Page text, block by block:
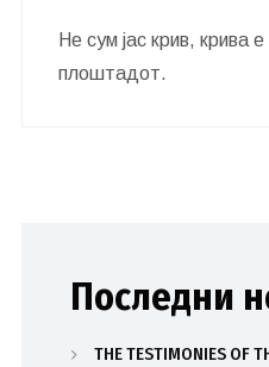
Не сум јас крив,
плоштадот.
Последни
THE TESTIMONIES OF